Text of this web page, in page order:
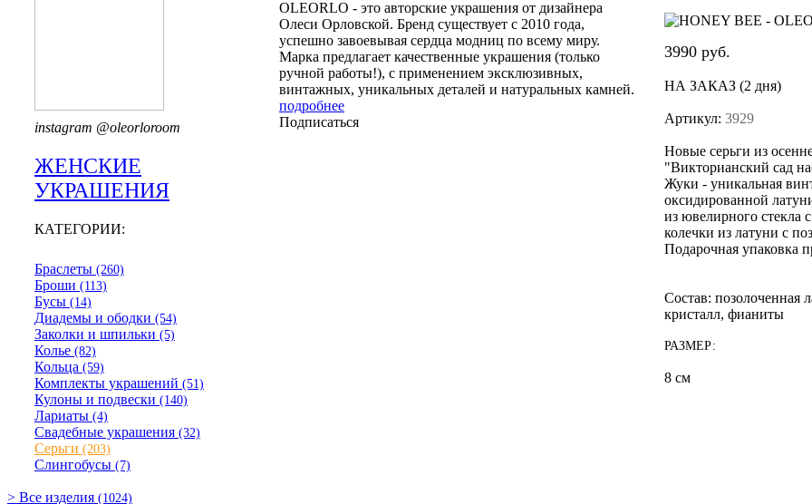
instagram @oleorloroom
ЖЕНСКИЕ
УКРАШЕНИЯ
КАТЕГОРИИ:
Браслеты (260)
Броши (113)
Бусы (14)
Диадемы и ободки (54)
Заколки и шпильки (5)
Колье (82)
Кольца (59)
Комплекты украшений (51)
Кулоны и подвески (140)
Лариаты (4)
Свадебные украшения (32)
Серьги (203)
Слингобусы (7)
> Все изделия (1024)
OLEORLO - это авторские украшения от дизайнера
Олеси Орловской. Бренд существует с 2010 года,
успешно завоевывая сердца модниц по всему миру.
Марка предлагает качественные украшения (только
ручной работы!), с применением эксклюзивных,
винтажных, уникальных деталей и натуральных камней.
подробнее
Подписаться
3990 руб.
НА ЗАКАЗ (2 дня)
Артикул: 3929
Новые серьги из
"Викторианский сад
Жуки - уникальная
оксидированной
из ювелирного стекла
колечки из латуни с
Подарочная упаковка
Состав: позолоченная
кристалл, фианиты
РАЗМЕР:
8 см